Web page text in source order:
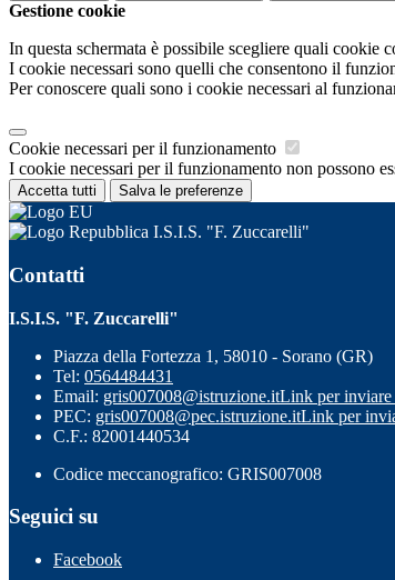
Gestione cookie
In questa schermata è possibile scegliere quali cookie
I cookie necessari sono quelli che consentono il
Per conoscere quali sono i cookie necessari al
Cookie necessari per il funzionamento
I cookie necessari per il funzionamento non possono
Accetta tutti Salva le preferenze
I.S.I.S. "F. Zuccarelli"
Contatti
I.S.I.S. "F. Zuccarelli"
Piazza della Fortezza 1, 58010 - Sorano (GR)
Tel: 0564484431
Email: gris007008@istruzione.itLink per inviare
PEC: gris007008@pec.istruzione.itLink per
C.F.: 82001440534
Codice meccanografico: GRIS007008
Seguici su
Facebook